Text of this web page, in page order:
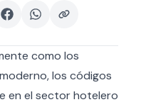
como los
los códigos
en el sector hotelero